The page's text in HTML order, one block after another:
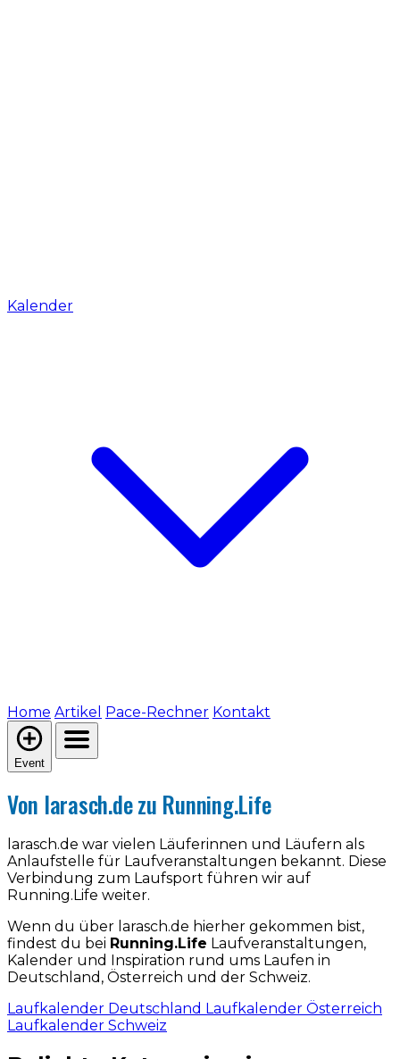
Kalender
Home Artikel Pace-Rechner Kontakt
Event
Von larasch.de zu Running.Life
larasch.de war vielen Läuferinnen und Läufern als
Anlaufstelle für Laufveranstaltungen bekannt. Diese
Verbindung zum Laufsport führen wir auf
Running.Life weiter.
Wenn du über larasch.de hierher gekommen bist,
findest du bei Running.Life Laufveranstaltungen,
Kalender und Inspiration rund ums Laufen in
Deutschland, Österreich und der Schweiz.
Laufkalender Deutschland Laufkalender Österreich
Laufkalender Schweiz